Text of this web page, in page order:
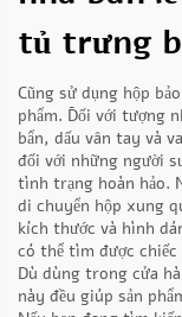
tủ trưng
Cũng sử dụng hộp
phẩm. Đối với tượng
bẩn, dấu vân tay và
đối với những người
tình trạng hoàn hảo.
di chuyển hộp xung
kích thước và hình
có thể tìm được chiếc
Dù dùng trong cửa
này đều giúp sản